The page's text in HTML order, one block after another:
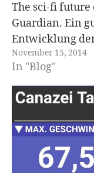
The sci-fi future
Guardian. Ein
Entwicklung
November 15, 2014
In "Blog"